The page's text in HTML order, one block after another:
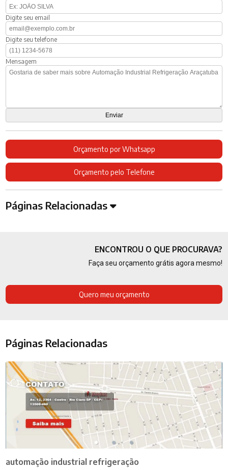
Digite seu email
Digite seu telefone
Mensagem
Orçamento por Whatsapp
Orçamento pelo Telefone
Páginas Relacionadas
ENCONTROU O QUE PROCURAVA?
Faça seu orçamento grátis agora mesmo!
Quero meu orçamento
Páginas Relacionadas
automação industrial refrigeração